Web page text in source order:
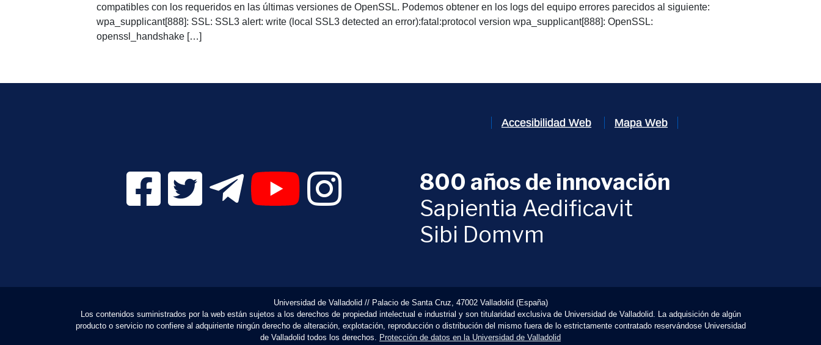
compatibles con los requeridos en las últimas versiones de OpenSSL. Podemos obtener en los logs del equipo errores parecidos al siguiente:
wpa_supplicant[888]: SSL: SSL3 alert: write (local SSL3 detected an error):fatal:protocol version wpa_supplicant[888]: OpenSSL:
openssl_handshake […]
Accesibilidad Web Mapa Web
Facebook Digital UVa (se abrirá en una nueva ventana)
Twitter Digital UVa (se abrirá en una nueva ventana)
Telegram Digital UVa (se abrirá en una nueva ventana)
YouTube Digital UVa (se abrirá en una nueva ventana)
Instagram Digital UVa (se abrirá en una nueva ventana)
800 años de innovación
Sapientia Aedificavit
Sibi Domvm
Universidad de Valladolid // Palacio de Santa Cruz, 47002 Valladolid (España)
Los contenidos suministrados por la web están sujetos a los derechos de propiedad intelectual e industrial y son titularidad exclusiva de Universidad de Valladolid. La adquisición de algún
producto o servicio no confiere al adquiriente ningún derecho de alteración, explotación, reproducción o distribución del mismo fuera de lo estrictamente contratado reservándose Universidad
de Valladolid todos los derechos. Protección de datos en la Universidad de Valladolid